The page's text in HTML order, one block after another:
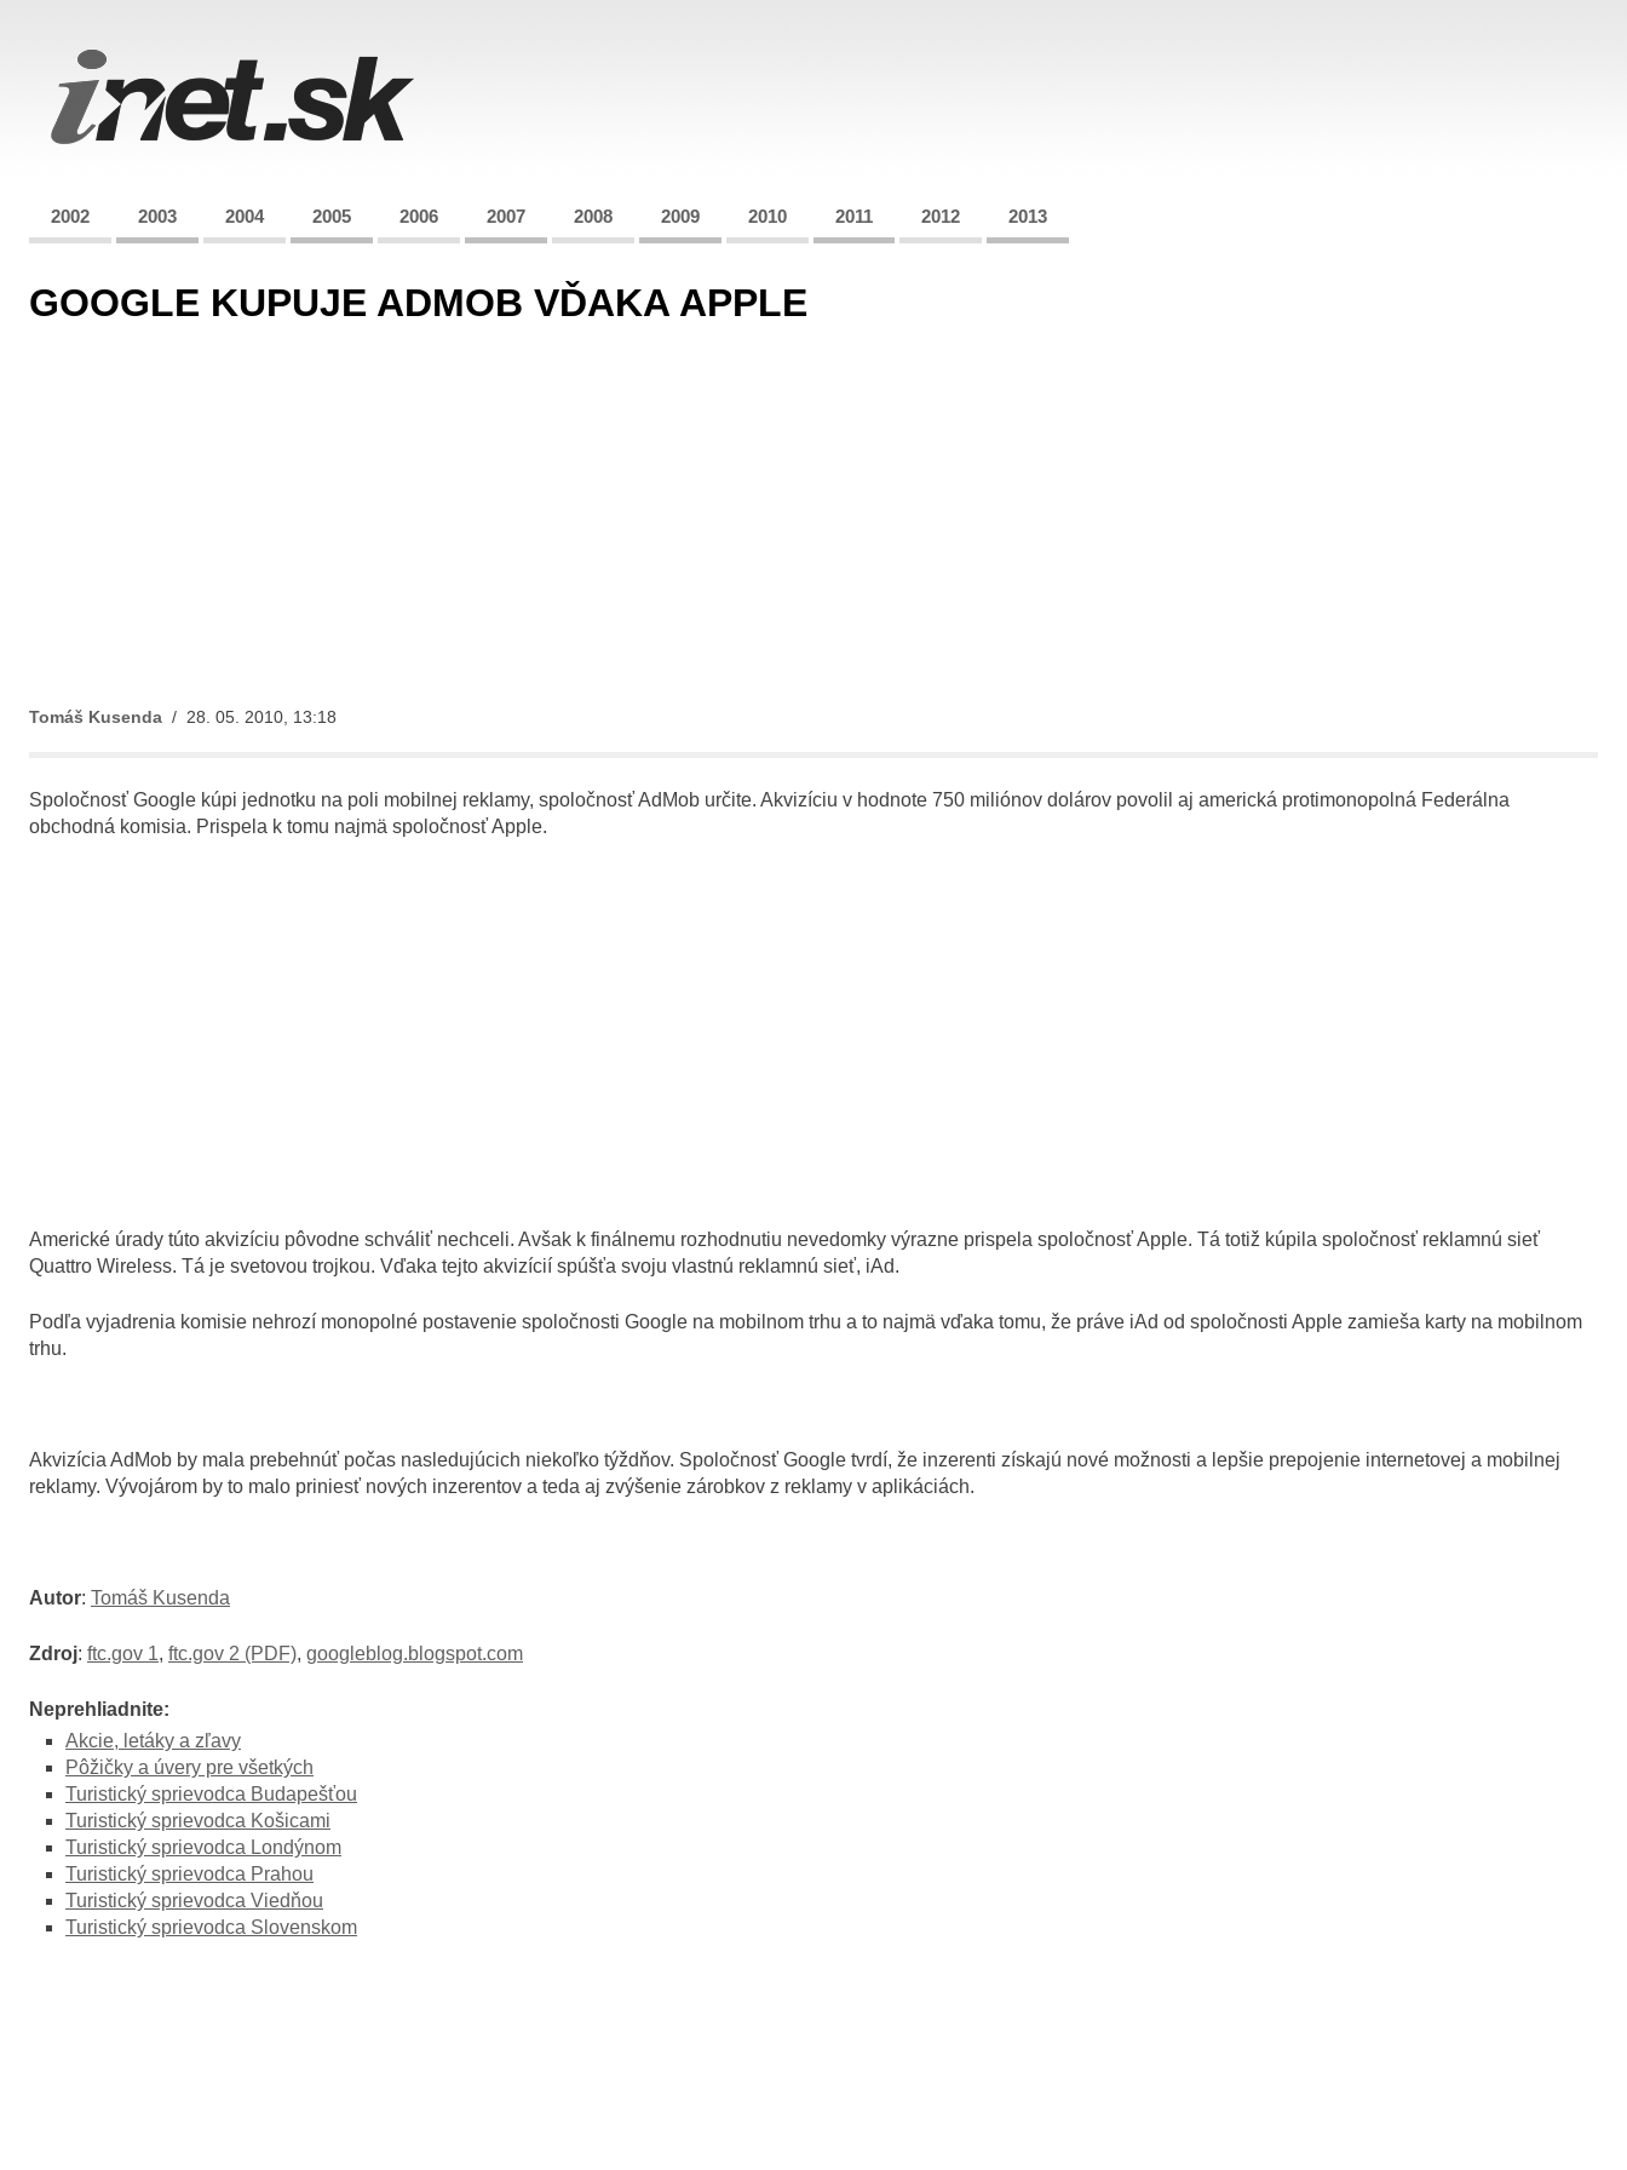
2002 2003 2004 2005 2006 2007 2008 2009 2010 2011 2012 2013
GOOGLE KUPUJE ADMOB VĎAKA APPLE
Tomáš Kusenda / 28. 05. 2010, 13:18
Spoločnosť Google kúpi jednotku na poli mobilnej reklamy, spoločnosť AdMob určite. Akvizíciu v hodnote 750 miliónov dolárov povolil aj americká protimonopolná Federálna
obchodná komisia. Prispela k tomu najmä spoločnosť Apple.
Americké úrady túto akvizíciu pôvodne schváliť nechceli. Avšak k finálnemu rozhodnutiu nevedomky výrazne prispela spoločnosť Apple. Tá totiž kúpila spoločnosť reklamnú sieť
Quattro Wireless. Tá je svetovou trojkou. Vďaka tejto akvizícií spúšťa svoju vlastnú reklamnú sieť, iAd.
Podľa vyjadrenia komisie nehrozí monopolné postavenie spoločnosti Google na mobilnom trhu a to najmä vďaka tomu, že práve iAd od spoločnosti Apple zamieša karty na mobilnom
trhu.
Akvizícia AdMob by mala prebehnúť počas nasledujúcich niekoľko týždňov. Spoločnosť Google tvrdí, že inzerenti získajú nové možnosti a lepšie prepojenie internetovej a mobilnej
reklamy. Vývojárom by to malo priniesť nových inzerentov a teda aj zvýšenie zárobkov z reklamy v aplikáciách.
Autor: Tomáš Kusenda
Zdroj: ftc.gov 1, ftc.gov 2 (PDF), googleblog.blogspot.com
Neprehliadnite:
Akcie, letáky a zľavy
Pôžičky a úvery pre všetkých
Turistický sprievodca Budapešťou
Turistický sprievodca Košicami
Turistický sprievodca Londýnom
Turistický sprievodca Prahou
Turistický sprievodca Viedňou
Turistický sprievodca Slovenskom